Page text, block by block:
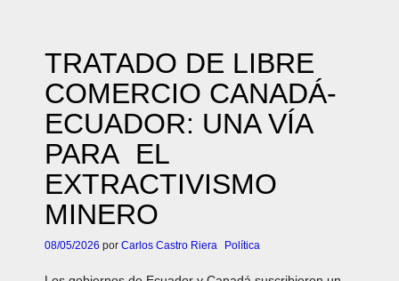
TRATADO DE LIBRE
COMERCIO CANADÁ-
ECUADOR: UNA VÍA
PARA EL
EXTRACTIVISMO
MINERO
08/05/2026 por Carlos Castro Riera Política